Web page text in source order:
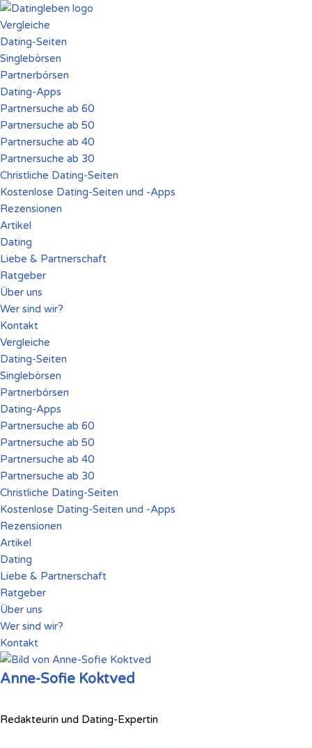
Zum
Inhalt
springen
Vergleiche
Dating-Seiten
Singlebörsen
Partnerbörsen
Dating-Apps
Partnersuche ab 60
Partnersuche ab 50
Partnersuche ab 40
Partnersuche ab 30
Christliche Dating-Seiten
Kostenlose Dating-Seiten und -Apps
Rezensionen
Artikel
Dating
Liebe & Partnerschaft
Ratgeber
Über uns
Wer sind wir?
Kontakt
Vergleiche
Dating-Seiten
Singlebörsen
Partnerbörsen
Dating-Apps
Partnersuche ab 60
Partnersuche ab 50
Partnersuche ab 40
Partnersuche ab 30
Christliche Dating-Seiten
Kostenlose Dating-Seiten und -Apps
Rezensionen
Artikel
Dating
Liebe & Partnerschaft
Ratgeber
Über uns
Wer sind wir?
Kontakt
Anne-Sofie Koktved
Redakteurin und Dating-Expertin